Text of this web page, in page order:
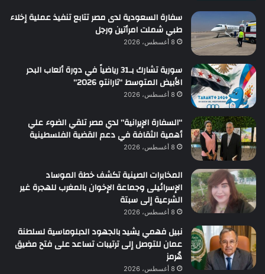
سفارة السعودية لدى مصر تتابع تنفيذ عملية إخلاء
طبي شملت امرأتين ورجل
8 أغسطس، 2026
سورية تشارك بـ31 رياضياً في دورة ألعاب البحر
الأبيض المتوسط “تارانتو 2026”
8 أغسطس، 2026
“السفارة الإيرانية” لدي مصر تلقي الضوء علي
أهمية الثقافة في دعم القضية الفلسطينية
8 أغسطس، 2026
المخابرات الصينية تكشف خطة الموساد
الإسرائيلى وجماعة الإخوان بالمغرب للهجرة غير
الشرعية إلى سبتة
8 أغسطس، 2026
نبيل فهمي يشيد بالجهود الدبلوماسية لسلطنة
عمان للتوصل إلى ترتيبات تساعد على فتح مضيق
هُرمز
8 أغسطس، 2026